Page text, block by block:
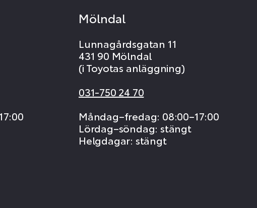
Mölndal
Lunnagårdsgatan 11
431 90 Mölndal
(i Toyotas anläggning)
031-750 24 70
Måndag–fredag: 08:00–17:00
Lördag–söndag: stängt
Helgdagar: stängt